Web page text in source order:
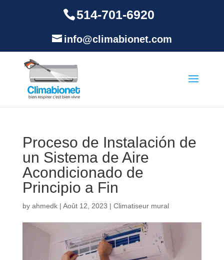
514-701-6920
info@climabionet.com
Proceso de Instalación de
un Sistema de Aire
Acondicionado de
Principio a Fin
by ahmedk| Août 12, 2023 | Climatiseur mural